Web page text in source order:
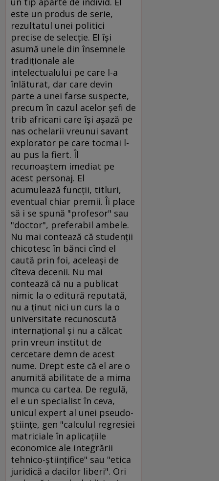
este un produs de serie,
rezultatul unei politici
precise de selecţie. El îşi
asumă unele din însemnele
tradiţionale ale
intelectualului pe care l-a
înlăturat, dar care devin
parte a unei farse suspecte,
precum în cazul acelor şefi de
trib africani care îşi aşază pe
nas ochelarii vreunui savant
explorator pe care tocmai l-
au pus la fiert. Îl
recunoaştem imediat pe
acest personaj. El
acumulează funcţii, titluri,
eventual chiar premii. Îi place
să i se spună "profesor" sau
"doctor", preferabil ambele.
Nu mai contează că studenţii
chicotesc în bănci cînd el
caută prin foi, aceleaşi de
cîteva decenii. Nu mai
contează că nu a publicat
nimic la o editură reputată,
nu a ţinut nici un curs la o
universitate recunoscută
internaţional şi nu a călcat
prin vreun institut de
cercetare demn de acest
nume. Drept este că el are o
anumită abilitate de a mima
munca cu cartea. De regulă,
el e un specialist în ceva,
unicul expert al unei pseudo-
ştiinţe, gen "calculul regresiei
matriciale în aplicaţiile
economice ale integrării
tehnico-ştiinţifice" sau "etica
juridică a dacilor liberi". Ori